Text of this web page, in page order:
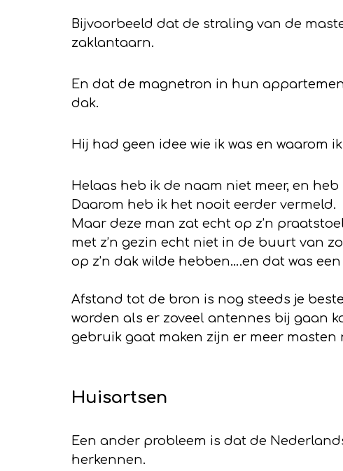
Bijvoorbeeld dat de straling van de
zaklantaarn.
En dat de magnetron in hun
dak.
Hij had geen idee wie ik was en waarom
Helaas heb ik de naam niet meer, en
Daarom heb ik het nooit eerder vermeld.
Maar deze man zat echt op z’n
met z’n gezin echt niet in de buurt van
op z’n dak wilde hebben….en dat was
Afstand tot de bron is nog steeds je
worden als er zoveel antennes bij gaan
gebruik gaat maken zijn er meer masten
Huisartsen
Een ander probleem is dat de
herkennen.